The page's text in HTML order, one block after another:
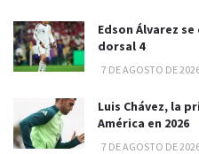
Edson Álvarez
dorsal 4
7 DE AGOSTO DE
Luis Chávez, la
América en 2026
7 DE AGOSTO DE